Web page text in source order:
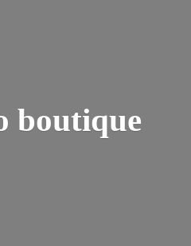
boutique